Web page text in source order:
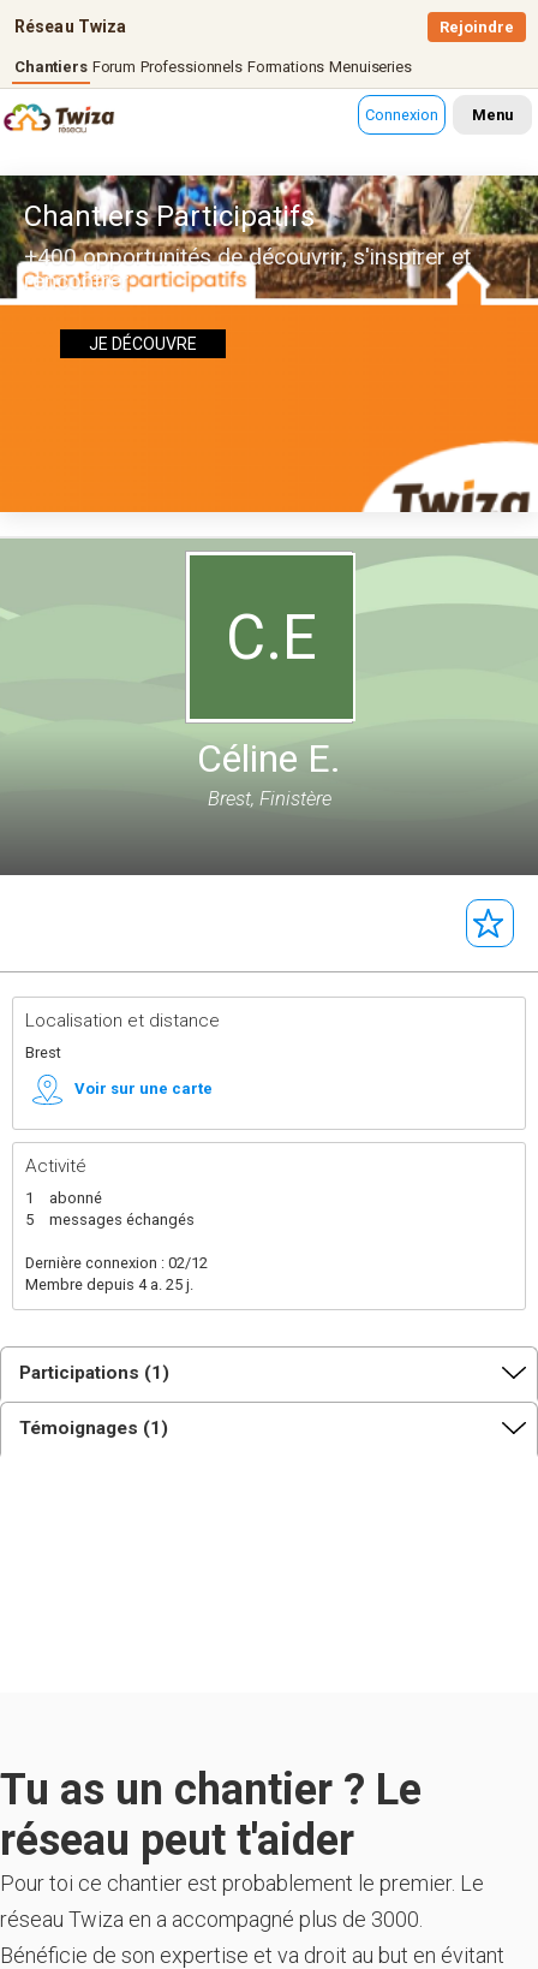
Réseau Twiza
Chantiers Forum Professionnels Formations Menuiseries
Rejoindre
Connexion Menu
Chantiers Participatifs
+400 opportunités de découvrir, s'inspirer et
rencontrer
JE DÉCOUVRE
C.E
Céline E.
Brest, Finistère
Localisation et distance
Brest
Voir sur une carte
Activité
1
abonné
5
messages échangés
Dernière connexion : 02/12
Membre depuis 4 a. 25 j.
Participations (1)
Témoignages (1)
Tu as un chantier ? Le
réseau peut t'aider
Pour toi ce chantier est probablement le premier. Le
réseau Twiza en a accompagné plus de 3000.
Bénéficie de son expertise et va droit au but en évitant